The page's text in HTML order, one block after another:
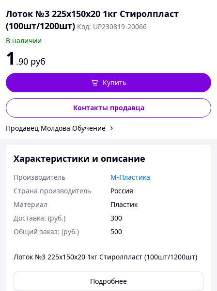
Лоток №3 225х150х20 1кг Стиролпласт
(100шт/1200шт) Код: UP230819-20066
В наличии
1 .90 руб
Контакты продавца
Купить
Продавец Молдова Обучение
Характеристики и описание
Производитель
М-Пластика
Страна производитель
Россия
Материал
Пластик
Доставка: (руб.)
300
Общий заказ: (руб.)
500
Лоток №3 225х150х20 1кг Стиролпласт (100шт/1200шт)
Подробнее